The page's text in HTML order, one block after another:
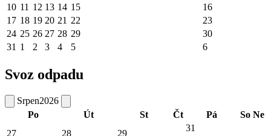
10 11 12 13 14 15
16
17 18 19 20 21 22
23
24 25 26 27 28 29
30
31 1 2 3 4 5 6
Svoz odpadu
Srpen2026
Po
Út St Čt Pá So Ne
27
28
29
31